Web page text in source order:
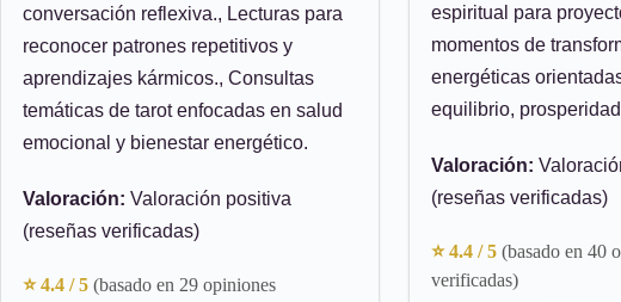
conversación reflexiva., Lecturas para
reconocer patrones repetitivos y
aprendizajes kármicos., Consultas
temáticas de tarot enfocadas en salud
emocional y bienestar energético.
Valoración: Valoración positiva
(reseñas verificadas)
⭐ 4.4 / 5 (basado en 29 opiniones
espiritual para
momentos de
energéticas
equilibrio,
Valoración:
(reseñas verificadas)
⭐ 4.4 / 5 (basado en 40
verificadas)